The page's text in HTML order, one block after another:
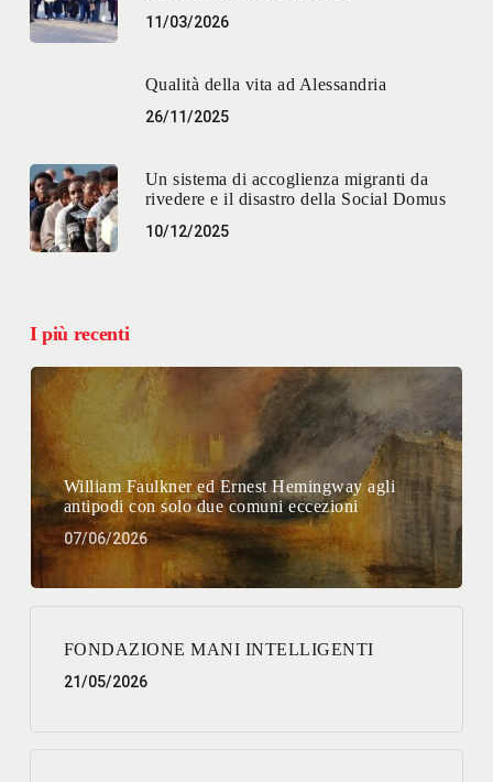
11/03/2026
Qualità della vita ad Alessandria
26/11/2025
Un sistema di accoglienza migranti da
rivedere e il disastro della Social Domus
10/12/2025
I più recenti
William Faulkner ed Ernest Hemingway agli
antipodi con solo due comuni eccezioni
07/06/2026
FONDAZIONE MANI INTELLIGENTI
21/05/2026